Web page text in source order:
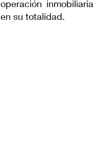
operación
en su totalidad.